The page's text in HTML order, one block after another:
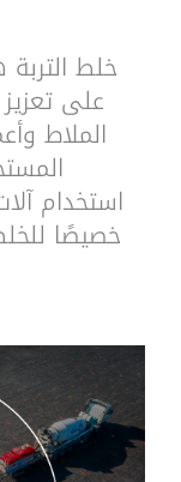
خلط
على
الملاط
استخدام
خصيصًا